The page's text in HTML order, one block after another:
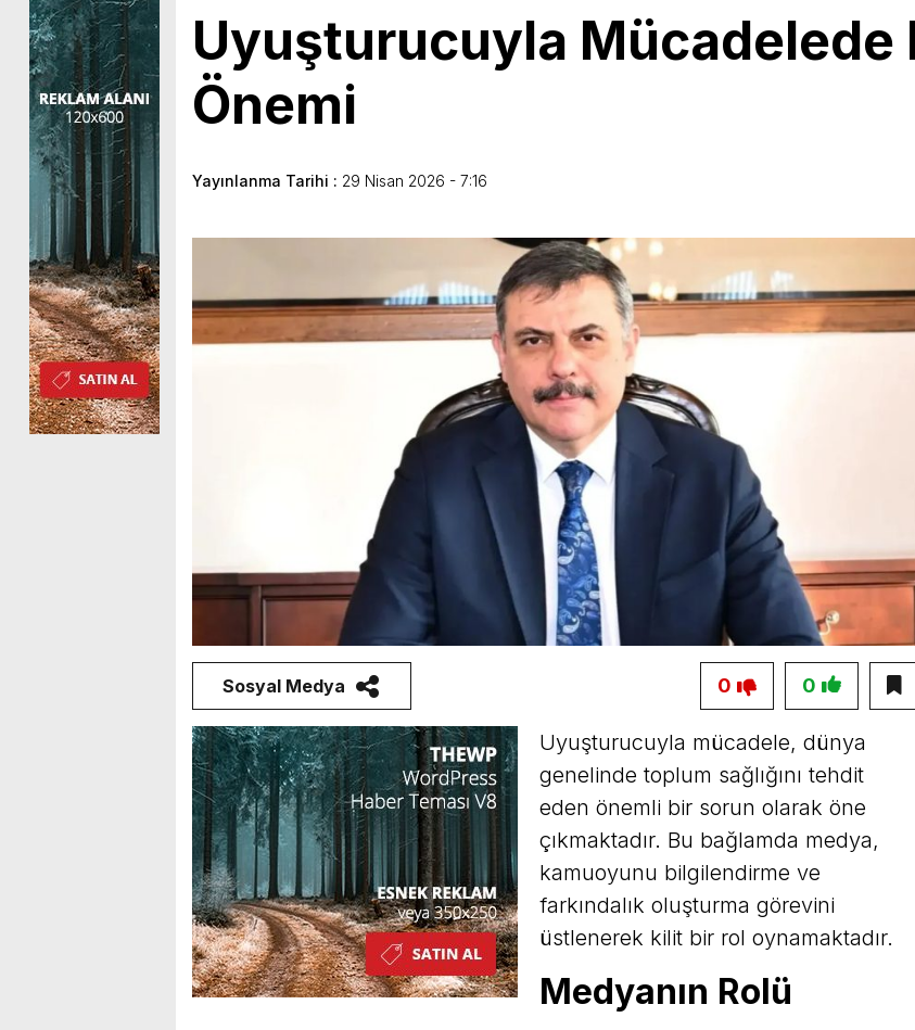
Uyuşturucuyla Mücadelede
Önemi
Yayınlanma Tarihi : 29 Nisan 2026 - 7:16
Sosyal Medya 0
0
Uyuşturucuyla mücadele, dünya
genelinde toplum sağlığını tehdit
eden önemli bir sorun olarak öne
çıkmaktadır. Bu bağlamda medya,
kamuoyunu bilgilendirme ve
farkındalık oluşturma görevini
üstlenerek kilit bir rol oynamaktadır.
Medyanın Rolü